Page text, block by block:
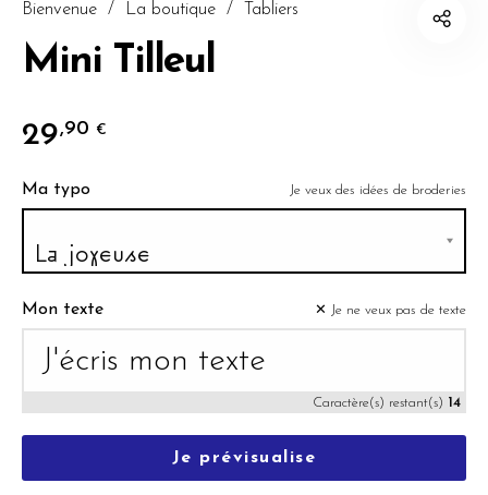
Bienvenue / La boutique / Tabliers
Mini Tilleul
29,90 €
Ma typo Je veux des idées de broderies
Mon texte ✕ Je ne veux pas de texte
Caractère(s) restant(s) 14
Je prévisualise